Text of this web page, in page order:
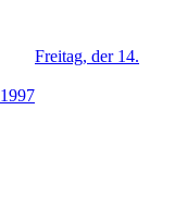
Freitag, der 14.